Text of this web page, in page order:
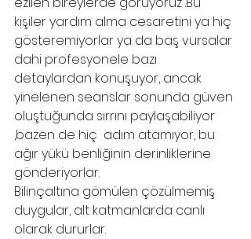
kişiler yardım alma cesaretini ya hiç
gösteremiyorlar ya da baş vursalar
dahi profesyonele bazı
detaylardan konuşuyor, ancak
yinelenen seanslar sonunda güven
oluştuğunda sırrını paylaşabiliyor
,bazen de hiç  adım atamıyor, bu
ağır yükü benliğinin derinliklerine
gönderiyorlar.
Bilinçaltına gömülen çözülmemiş
duygular, alt katmanlarda canlı
olarak dururlar.